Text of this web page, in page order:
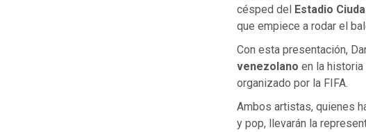
césped delEstadio
que empiece a rodar el
Con esta presentación,
venezolano en la historia
organizado por la FIFA.
Ambos artistas, quienes
y pop, llevarán la